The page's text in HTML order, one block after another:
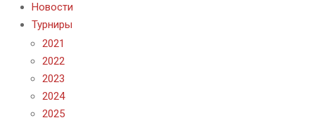
Новости
Турниры
2021
2022
2023
2024
2025